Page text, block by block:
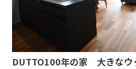
DUTTO100年の家 大きなウ